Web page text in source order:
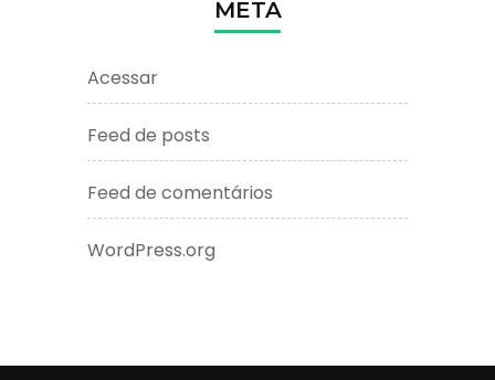
META
Acessar
Feed de posts
Feed de comentários
WordPress.org